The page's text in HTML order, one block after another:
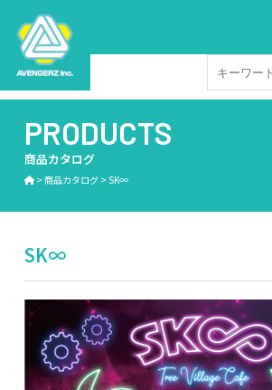
PRODUCTS
商品カタログ
> 商品カタログ> SK∞
SK∞